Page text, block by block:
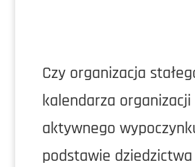
Czy organizacja
kalendarza organizacji
aktywnego
podstawie dziedzictwa